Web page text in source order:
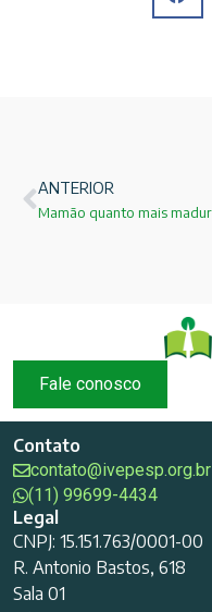
ANTERIOR
Fale conosco
Contato
contato@ivepesp.org.br
(11) 99699-4434
Legal
CNPJ: 15.151.763/0001-00
R. Antonio Bastos, 618
Sala 01